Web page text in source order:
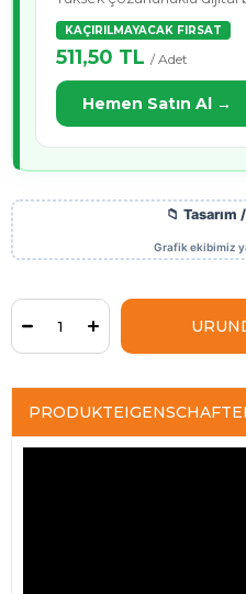
KAÇIRILMAYACAK FIRSAT
511,50 TL / Adet
Hemen Satın Al →